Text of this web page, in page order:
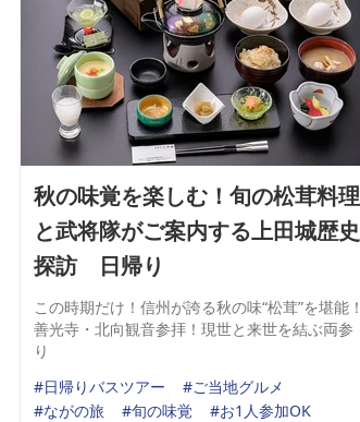
秋の味覚を楽しむ！旬の松茸料理
と武将隊がご案内する上田城歴史
探訪 日帰り
この時期だけ！信州が誇る秋の味“松茸”を堪能！
善光寺・北向観音参拝！現世と来世を結ぶ両参
り
#日帰りバスツアー
#ご当地グルメ
#ながの旅
#旬の味覚
#お1人参加OK